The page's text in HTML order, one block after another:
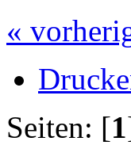
«
Seiten: [1